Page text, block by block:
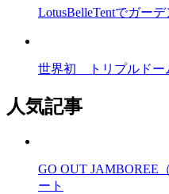
LotusBelleTentでガー
世界初 トリプルドー
人気記事
GO OUT JAMBOREE
ート